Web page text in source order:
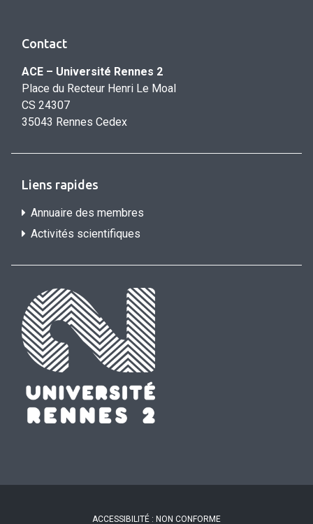
Contact
ACE – Université Rennes 2
Place du Recteur Henri Le Moal
CS 24307
35043 Rennes Cedex
Liens rapides
Annuaire des membres
Activités scientifiques
ACCESSIBILITÉ : NON CONFORME